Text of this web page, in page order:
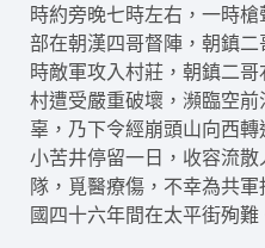
時約旁晚七時左右，一時
部在朝漢四哥督陣，朝鎮
時敵軍攻入村莊，朝鎮二
村遭受嚴重破壞，瀕臨空
辜，乃下令經崩頭山向西
小苦井停留一日，收容流
隊，覓醫療傷，不幸為共
國四十六年間在太平街殉難